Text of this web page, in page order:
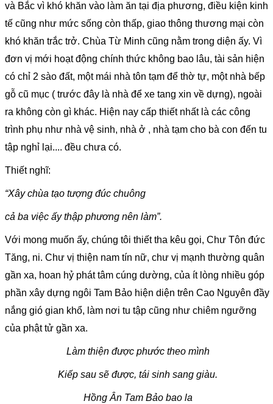
và Bắc vì khó khăn vào làm ăn tại địa phương, điều kiện kinh
tế cũng như mức sống còn thấp, giao thông thương mại còn
khó khăn trắc trở. Chùa Từ Minh cũng nằm trong diện ấy. Vì
đơn vị mới hoạt động chính thức không bao lâu, tài sản hiện
có chỉ 2 sào đất, một mái nhà tôn tạm để thờ tự, một nhà bếp
gỗ cũ mục ( trước đây là nhà để xe tang xin về dựng), ngoài
ra không còn gì khác. Hiện nay cấp thiết nhất là các công
trình phụ như nhà vệ sinh, nhà ở , nhà tạm cho bà con đến tu
tập nghỉ lại.... đều chưa có.
Thiết nghĩ:
“Xây chùa tạo tượng đúc chuông
cả ba việc ấy thập phương nên làm”.
Với mong muốn ấy, chúng tôi thiết tha kêu gọi, Chư Tôn đức
Tăng, ni. Chư vị thiện nam tín nữ, chư vị mạnh thường quân
gần xa, hoan hỷ phát tâm cúng dường, của ít lòng nhiều góp
phần xây dựng ngôi Tam Bảo hiện diện trên Cao Nguyên đầy
nắng gió gian khổ, làm nơi tu tập cũng như chiêm ngưỡng
của phật tử gần xa.
Làm thiện được phước theo mình
Kiếp sau sẽ được, tái sinh sang giàu.
Hồng Ân Tam Bảo bao la